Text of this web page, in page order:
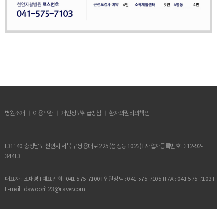
병원소개 ㅣ 이용약관 ㅣ 개인정보취급방침 ㅣ 환자의권리와책임
I 31140 충청남도 천안시 서북구 쌍용대로 225 (성정동 1022) I 사업자등록번호 : 312-92-
34413
대표자 : 조대경 I 대표전화 : 041-575-7100 I 입원상담 : 041-575-7105 I FAX : 041-575-7103 I
E-mail : dawoori123@naver.com